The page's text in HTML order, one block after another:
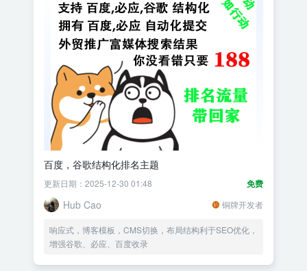
百度，谷歌结构化排名主题
免费
更新日期：2025-12-30 01:48
Hub Cao 铜牌开发者
响应式，博客模板，CMS切换，布局结构利于SEO优化，
增强谷歌、必应、百度收录